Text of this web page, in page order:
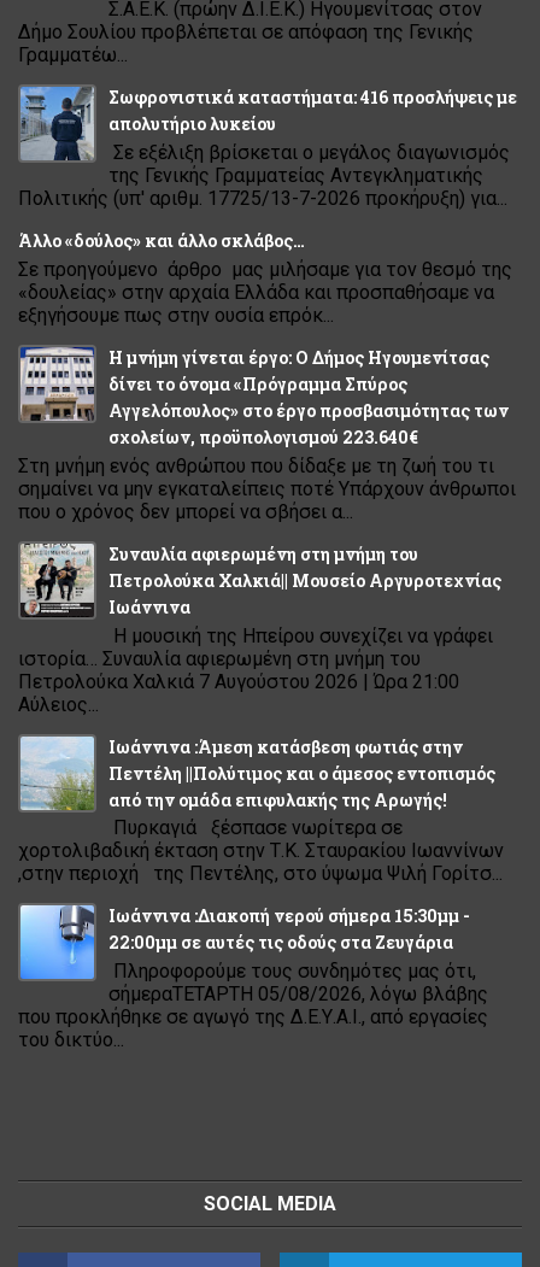
Σ.Α.Ε.Κ. (πρώην Δ.Ι.Ε.Κ.) Ηγουμενίτσας στον
Δήμο Σουλίου προβλέπεται σε απόφαση της Γενικής
Γραμματέω...
Σωφρονιστικά καταστήματα: 416 προσλήψεις με
απολυτήριο λυκείου
Σε εξέλιξη βρίσκεται ο μεγάλος διαγωνισμός
της Γενικής Γραμματείας Αντεγκληματικής
Πολιτικής (υπ' αριθμ. 17725/13-7-2026 προκήρυξη) για...
Άλλο «δούλος» και άλλο σκλάβος…
Σε προηγούμενο άρθρο μας μιλήσαμε για τον θεσμό της
«δουλείας» στην αρχαία Ελλάδα και προσπαθήσαμε να
εξηγήσουμε πως στην ουσία επρόκ...
Η μνήμη γίνεται έργο: Ο Δήμος Ηγουμενίτσας
δίνει το όνομα «Πρόγραμμα Σπύρος
Αγγελόπουλος» στο έργο προσβασιμότητας των
σχολείων, προϋπολογισμού 223.640€
Στη μνήμη ενός ανθρώπου που δίδαξε με τη ζωή του τι
σημαίνει να μην εγκαταλείπεις ποτέ Υπάρχουν άνθρωποι
που ο χρόνος δεν μπορεί να σβήσει α...
Συναυλία αφιερωμένη στη μνήμη του
Πετρολούκα Χαλκιά|| Μουσείο Αργυροτεχνίας
Ιωάννινα
Η μουσική της Ηπείρου συνεχίζει να γράφει
ιστορία… Συναυλία αφιερωμένη στη μνήμη του
Πετρολούκα Χαλκιά 7 Αυγούστου 2026 | Ώρα 21:00
Αύλειος...
Ιωάννινα :Άμεση κατάσβεση φωτιάς στην
Πεντέλη ||Πολύτιμος και ο άμεσος εντοπισμός
από την ομάδα επιφυλακής της Αρωγής!
Πυρκαγιά ξέσπασε νωρίτερα σε
χορτολιβαδική έκταση στην Τ.Κ. Σταυρακίου Ιωαννίνων
,στην περιοχή της Πεντέλης, στο ύψωμα Ψιλή Γορίτσ...
Ιωάννινα :Διακοπή νερού σήμερα 15:30μμ -
22:00μμ σε αυτές τις οδούς στα Ζευγάρια
Πληροφορούμε τους συνδημότες μας ότι,
σήμεραΤΕΤΑΡΤΗ 05/08/2026, λόγω βλάβης
που προκλήθηκε σε αγωγό της Δ.Ε.Υ.Α.Ι., από εργασίες
του δικτύο...
SOCIAL MEDIA